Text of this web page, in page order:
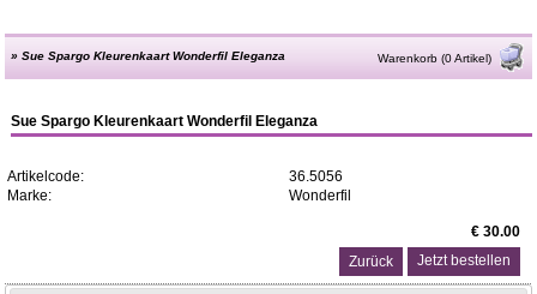
»Sue Spargo Kleurenkaart Wonderfil Eleganza Warenkorb (0 Artikel)
Sue Spargo Kleurenkaart Wonderfil Eleganza
Artikelcode:
36.5056
Marke:
Wonderfil
€ 30.00
Zurück